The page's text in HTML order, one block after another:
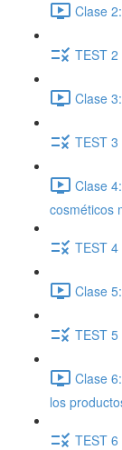
Clase
TEST 2
Clase
TEST 3
Clase
cosméticos
TEST 4
Clase
TEST 5
Clase
los
TEST 6